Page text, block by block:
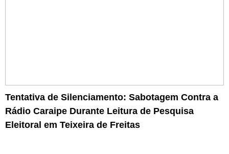
Tentativa de Silenciamento: Sabotagem Contra a
Rádio Caraipe Durante Leitura de Pesquisa
Eleitoral em Teixeira de Freitas